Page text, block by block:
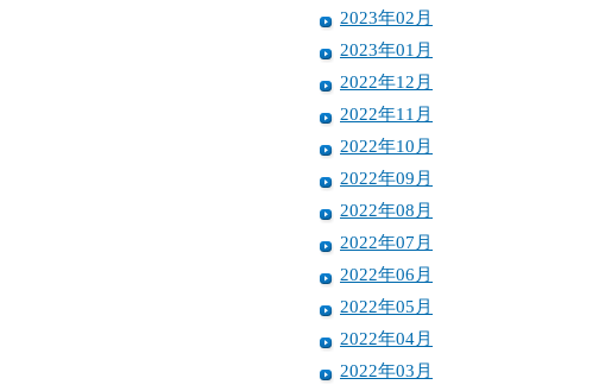
2023年02月
2023年01月
2022年12月
2022年11月
2022年10月
2022年09月
2022年08月
2022年07月
2022年06月
2022年05月
2022年04月
2022年03月